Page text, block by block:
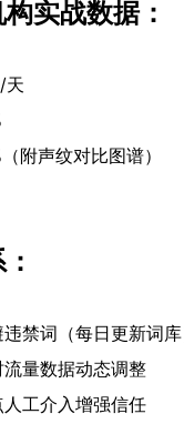
实战数据：
天
附声纹对比图谱）
禁词（每日更新词库
量数据动态调整
工介入增强信任